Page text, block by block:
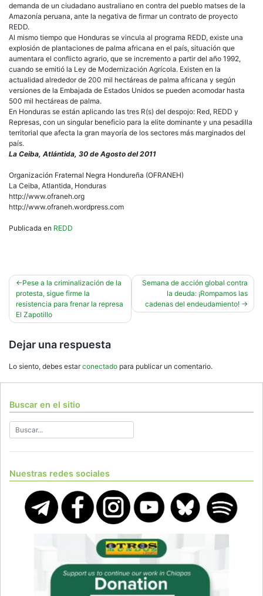
demanda de un ciudadano australiano en contra del pueblo matses de la
Amazonía peruana, ante la negativa de firmar un contrato de proyecto
REDD.
Al mismo tiempo que Honduras se vincula al programa REDD, existe una
explosión de plantaciones de palma africana en el país, situación que
aumentara el conflicto agrario, que se incremento a partir del año 1992,
cuando se emitió la Ley de Modernización Agrícola. Existen en la
actualidad alrededor de 200 mil hectáreas de palma africana y según
versiones de la Embajada de Estados Unidos se pueden acomodar hasta
500 mil hectáreas de palma.
En Honduras se están aplicando las tres R(s) del despojo: Red, REDD y
Represas, con un singular beneficio para la elite dominante y una pesadilla
territorial que afecta la gran mayoría de los sectores más marginados del
país.
La Ceiba, Atlántida, 30 de Agosto del 2011
Organización Fraternal Negra Hondureña (OFRANEH)
La Ceiba, Atlantida, Honduras
http://www.ofraneh.org
http://www.ofraneh.wordpress.com
Publicada en REDD
Navegación
de
entradas
Pese a la criminalización de la
protesta, sigue firme la
resistencia para frenar la represa
El Zapotillo
Semana de acción global contra
la deuda: ¡Rompamos las
cadenas del endeudamiento!
Dejar una respuesta
Lo siento, debes estarconectado para publicar un comentario.
Buscar en el sitio
Nuestras redes sociales